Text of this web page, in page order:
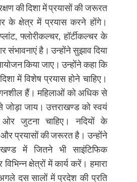
की दिशा में प्रयासों की जरूरत
के क्षेत्र में प्रयास करने होंगे।
फ्लोरीकल्चर, हॉर्टीकल्चर के
संभावनाएं है। उन्होंने सुझाव दिया
किया जाए। उन्होंने कहा कि
में विशेष प्रयास होने चाहिए।
हैं। महिलाओं को अधिक से
जाय। उत्तराखण्ड को स्वयं
जुटना चाहिए। नदियों के
और प्रयासों की जरूरत है। उन्होंने
में जितने भी साइंटिफिक
क्षेत्रों में कार्य करें। हमारा
अगले दस सालों में प्रदेश की प्रति